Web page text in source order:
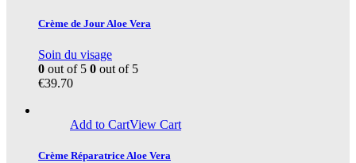
Crème de Jour Aloe Vera
Soin du visage
0 out of 5 0 out of 5
€39.70
Add to CartView Cart
Crème Réparatrice Aloe Vera